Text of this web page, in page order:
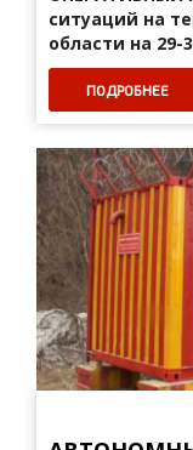
ситуаций на
области на 29-
ПОДРОБНЕЕ